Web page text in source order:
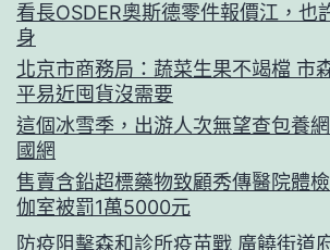
看長OSDER奧斯德零件報價江，也
身
北京市商務局：蔬菜生果不竭檔 市
平易近囤貨沒需要
這個冰雪季，出游人次無望查包養
國網
售賣含鉛超標藥物致顧秀傳醫院體
伽室被罰1萬5000元
防疫阻擊森和診所疫苗戰 廣饒街道